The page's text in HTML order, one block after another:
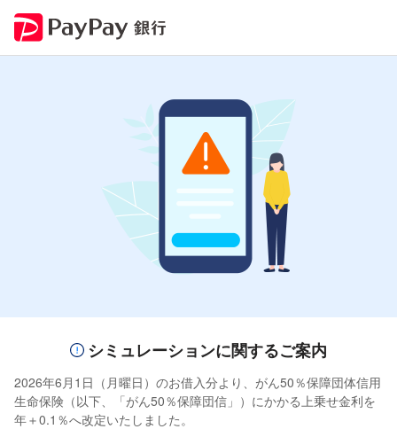
シミュレーションに関するご案内
2026年6月1日（月曜日）のお借入分より、がん50％保障団体信用
生命保険（以下、「がん50％保障団信」）にかかる上乗せ金利を
年＋0.1％へ改定いたしました。